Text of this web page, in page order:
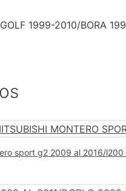
GOLF 1999-2010/BORA
sport g2 2009 al 2016/